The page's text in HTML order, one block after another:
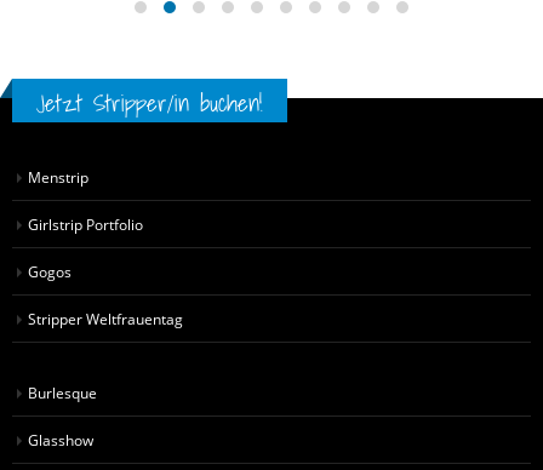
Jetzt Stripper/in buchen!
Menstrip
Girlstrip Portfolio
Gogos
Stripper Weltfrauentag
Burlesque
Glasshow